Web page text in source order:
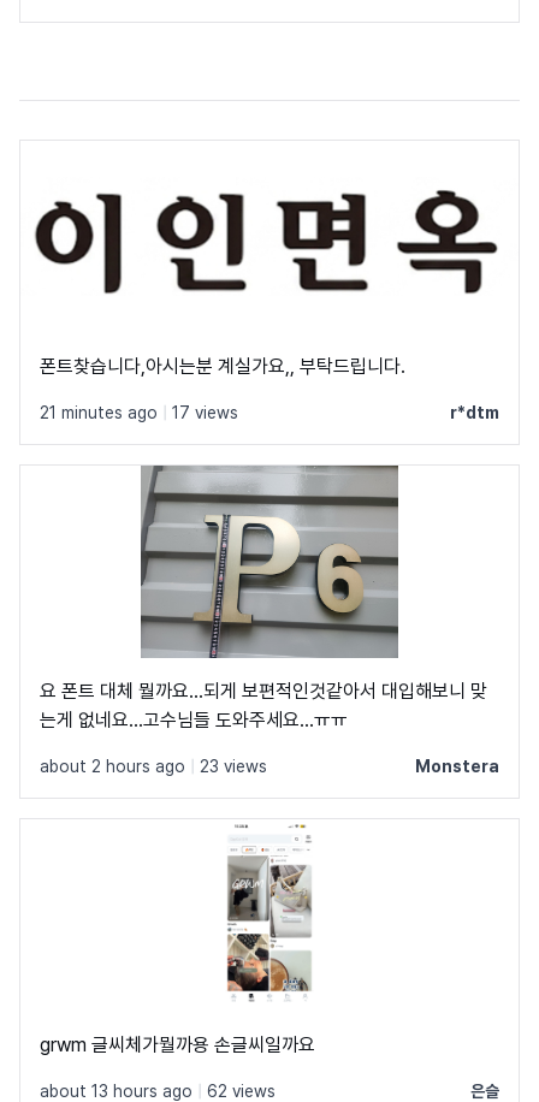
폰트찾습니다,아시는분 계실가요,, 부탁드립니다.
21 minutes ago 17 views r*dtm
요 폰트 대체 뭘까요...되게 보편적인것같아서 대입해보니 맞
는게 없네요...고수님들 도와주세요...ㅠㅠ
about 2 hours ago 23 views Monstera
grwm 글씨체가뭘까용 손글씨일까요
about 13 hours ago 62 views 은슬